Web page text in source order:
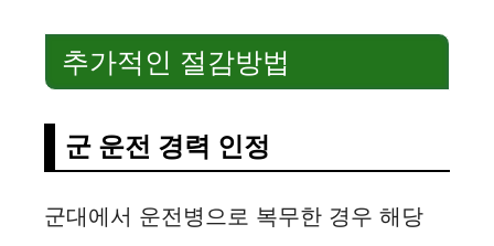
추가적인 절감방법
군 운전 경력 인정
군대에서 운전병으로 복무한 경우 해당